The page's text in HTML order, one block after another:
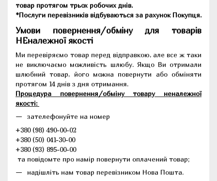
товар протягом трьох робочих днів.
*Послуги перевізників відбуваються за рахунок Покупця.
Умови повернення/обміну для товарів
НЕналежної якості
Ми перевіряємо товар перед відправкою, але все ж таки
не виключаємо можливість шлюбу. Якщо Ви отримали
шлюбний товар, його можна повернути або обміняти
протягом 14 днів з дня отримання.
Процедура повернення/обміну товару неналежної
якості:
зателефонуйте на номер
+380 (98) 490-00-02
+380 (50) 041-30-00
+380 (93) 895-00-00
та повідомте про намір повернути оплачений товар;
надішліть нам товар перевізником Нова Пошта.